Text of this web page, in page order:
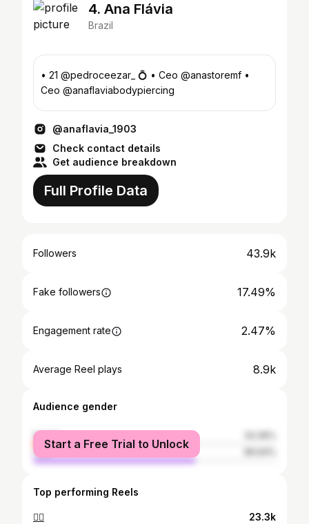
4. Ana Flávia
Brazil
• 21 @pedroceezar_ 💍 • Ceo @anastoremf •
Ceo @anaflaviabodypiercing
@anaflavia_1903
Check contact details
Get audience breakdown
Full Profile Data
Followers 43.9k
Fake followers 17.49%
Engagement rate 2.47%
Average Reel plays 8.9k
Audience gender
female
male
Start a Free Trial to Unlock
Top performing Reels
❤️‍🔥 23.3k